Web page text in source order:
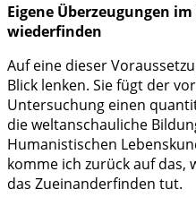
Eigene Überzeugungen
wiederfinden
Auf eine dieser
Blick lenken. Sie fügt der
Untersuchung einen
die weltanschauliche
Humanistischen
komme ich zurück auf das,
das Zueinanderfinden tut.